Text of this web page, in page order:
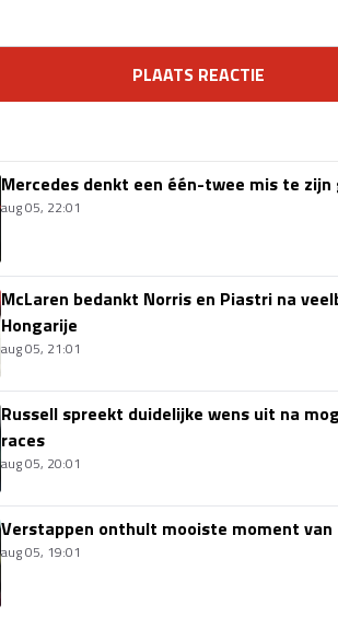
PLAATS REACTIE
Mercedes denkt een één-twee mis te
aug 05, 22:01
McLaren bedankt Norris en Piastri na
Hongarije
aug 05, 21:01
Russell spreekt duidelijke wens uit na
races
aug 05, 20:01
Verstappen onthult mooiste moment van
aug 05, 19:01